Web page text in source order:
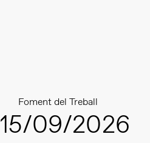
Foment del Treball
15/09/2026